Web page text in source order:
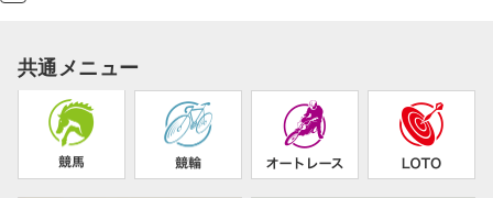
共通メニュー